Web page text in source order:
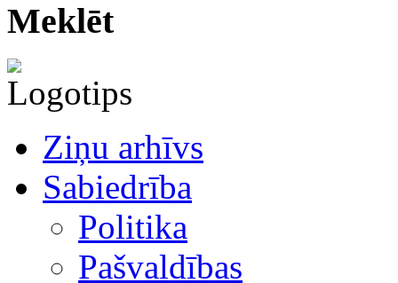
Meklēt
Ziņu arhīvs
Sabiedrība
Politika
Pašvaldības